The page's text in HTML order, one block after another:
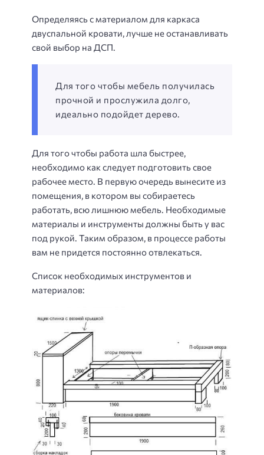
Определяясь с материалом для каркаса
двуспальной кровати, лучше не останавливать
свой выбор на ДСП.
Для того чтобы мебель получилась
прочной и прослужила долго,
идеально подойдет дерево.
Для того чтобы работа шла быстрее,
необходимо как следует подготовить свое
рабочее место. В первую очередь вынесите из
помещения, в котором вы собираетесь
работать, всю лишнюю мебель. Необходимые
материалы и инструменты должны быть у вас
под рукой. Таким образом, в процессе работы
вам не придется постоянно отвлекаться.
Список необходимых инструментов и
материалов: